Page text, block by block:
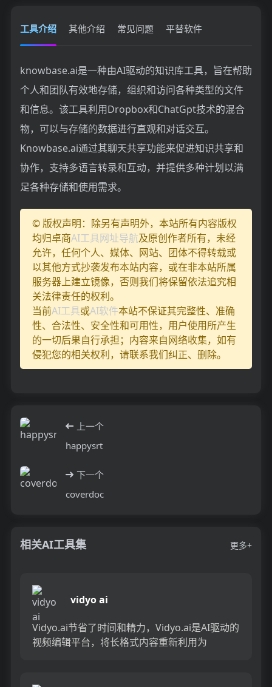
工具介绍 其他介绍 常见问题 平替软件
knowbase.ai是一种由AI驱动的知识库工具，旨在帮助
个人和团队有效地存储，组织和访问各种类型的文件
和信息。该工具利用Dropbox和ChatGpt技术的混合
物，可以与存储的数据进行直观和对话交互。
Knowbase.ai通过其聊天共享功能来促进知识共享和
协作，支持多语言转录和互动，并提供多种计划以满
足各种存储和使用需求。
© 版权声明：除另有声明外，本站所有内容版权
均归卓商AI工具网址导航及原创作者所有，未经
允许，任何个人、媒体、网站、团体不得转载或
以其他方式抄袭发布本站内容，或在非本站所属
服务器上建立镜像，否则我们将保留依法追究相
关法律责任的权利。
当前AI工具或AI软件本站不保证其完整性、准确
性、合法性、安全性和可用性，用户使用所产生
的一切后果自行承担；内容来自网络收集，如有
侵犯您的相关权利，请联系我们纠正、删除。
上一个
happysrt
下一个
coverdoc
相关AI工具集 更多+
vidyo ai
Vidyo.ai节省了时间和精力，Vidyo.ai是AI驱动的
视频编辑平台，将长格式内容重新利用为